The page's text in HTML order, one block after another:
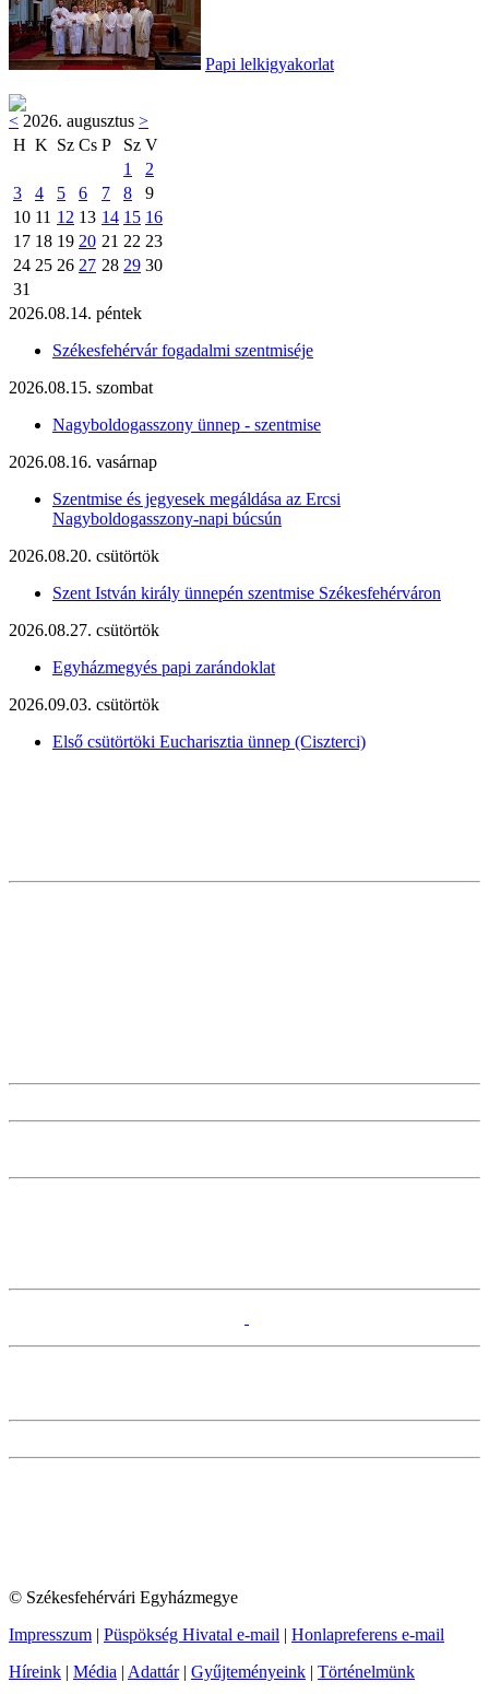
Papi lelkigyakorlat
< 2026. augusztus >
H K Sz Cs P Sz V
1
2
3
4 5 6 7 8
9
10 11 12 13 14 15 16
17 18 19 20 21 22 23
24 25 26 27 28 29 30
31
2026.08.14. péntek
Székesfehérvár fogadalmi szentmiséje
2026.08.15. szombat
Nagyboldogasszony ünnep - szentmise
2026.08.16. vasárnap
Szentmise és jegyesek megáldása az Ercsi
Nagyboldogasszony-napi búcsún
2026.08.20. csütörtök
Szent István király ünnepén szentmise Székesfehérváron
2026.08.27. csütörtök
Egyházmegyés papi zarándoklat
2026.09.03. csütörtök
Első csütörtöki Eucharisztia ünnep (Ciszterci)
© Székesfehérvári Egyházmegye
Impresszum | Püspökség Hivatal e-mail | Honlapreferens e-mail
Híreink | Média | Adattár| Gyűjteményeink | Történelmünk